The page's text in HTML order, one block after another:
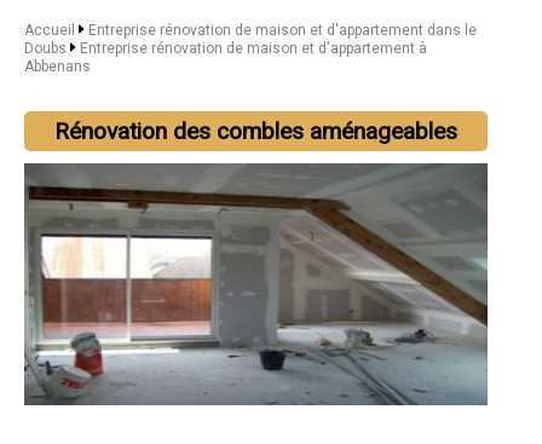
Accueil
Entreprise rénovation de maison et d'appartement dans le
Doubs
Entreprise rénovation de maison et d'appartement à
Abbenans
Rénovation des combles aménageables